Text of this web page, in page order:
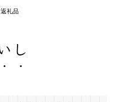
礼品
し